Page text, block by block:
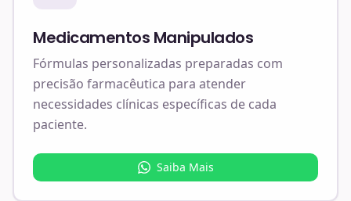
Medicamentos Manipulados
Fórmulas personalizadas preparadas com
precisão farmacêutica para atender
necessidades clínicas específicas de cada
paciente.
Saiba Mais